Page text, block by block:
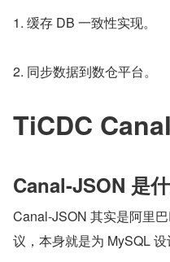
1. 缓存 DB 一致性实现。
2. 同步数据到数仓平台。
TiCDC
Canal-JSON 是
Canal-JSON 其实是阿里
议，本身就是为 MySQL 设